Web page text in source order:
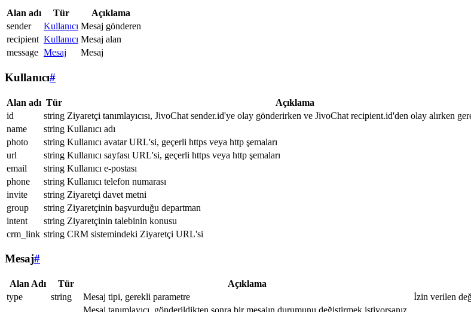
Alan adı Tür
Açıklama
sender
Kullanıcı Mesaj gönderen
recipient Kullanıcı Mesaj alan
message Mesaj Mesaj
Kullanıcı#
Alan adı Tür Açıklama
id
string Ziyaretçi tanımlayıcısı, JivoChat sender.id'ye olay gönderirken ve JivoChat recipient.id'den olay alırken
name
string Kullanıcı adı
photo
string Kullanıcı avatar URL'si, geçerli https veya http şemaları
url
string Kullanıcı sayfası URL'si, geçerli https veya http şemaları
email
string Kullanıcı e-postası
phone
string Kullanıcı telefon numarası
invite
string Ziyaretçi davet metni
group
string Ziyaretçinin başvurduğu departman
intent
string Ziyaretçinin talebinin konusu
crm_link string CRM sistemindeki Ziyaretçi URL'si
Mesaj#
Alan Adı Tür Açıklama
type
string Mesaj tipi, gerekli parametre
İzin verilen
Mesaj tanımlayıcı, gönderildikten sonra bir mesajın durumunu değiştirmek istiyorsanız